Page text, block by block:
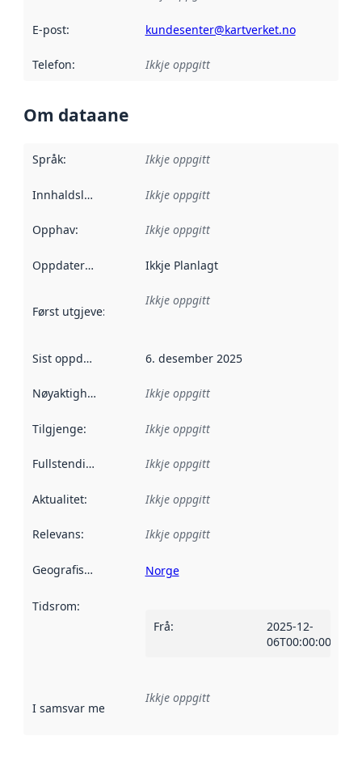
E-post: kundesenter@kartverket.no
Telefon: Ikkje oppgitt
Om dataane
Språk: Ikkje oppgitt
Innhaldsleverandørar :
Ikkje oppgitt
Opphav: Ikkje oppgitt
Oppdateringsfrekvens :
Ikkje Planlagt
Først utgjeve: Denne datoen seier når dataa i dette
Ikkje oppgitt
Sist oppdatert 6. desember 2025
Nøyaktigheit Ikkje oppgitt
Tilgjenge: Ikkje oppgitt
Fullstendigheit Ikkje oppgitt
Aktualitet: Ikkje oppgitt
Relevans: Ikkje oppgitt
Geografisk område Norge
Tidsrom:
Frå:
2025-12-
06T00:00:00Z
I samsvar med Referanse til ei implementeringsregel eller
Ikkje oppgitt